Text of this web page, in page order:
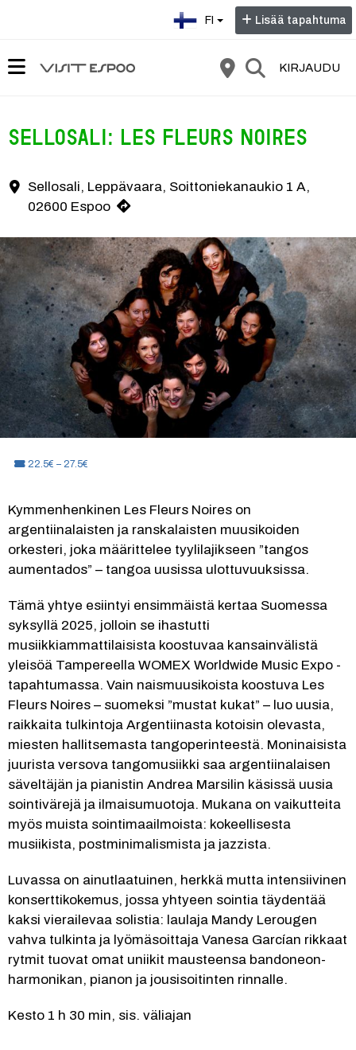
FI Lisää tapahtuma
KIRJAUDU
Sellosali: Les Fleurs Noires
Yhteystiedot
Sellosali, Leppävaara, Soittoniekanaukio 1 A,
02600 Espoo
Hinta:22.5€ – 27.5€
Kymmenhenkinen Les Fleurs Noires on
argentiinalaisten ja ranskalaisten muusikoiden
orkesteri, joka määrittelee tyylilajikseen ”tangos
aumentados” – tangoa uusissa ulottuvuuksissa.
Tämä yhtye esiintyi ensimmäistä kertaa Suomessa
syksyllä 2025, jolloin se ihastutti
musiikkiammattilaisista koostuvaa kansainvälistä
yleisöä Tampereella WOMEX Worldwide Music Expo -
tapahtumassa. Vain naismuusikoista koostuva Les
Fleurs Noires – suomeksi ”mustat kukat” – luo uusia,
raikkaita tulkintoja Argentiinasta kotoisin olevasta,
miesten hallitsemasta tangoperinteestä. Moninaisista
juurista versova tangomusiikki saa argentiinalaisen
säveltäjän ja pianistin Andrea Marsilin käsissä uusia
sointivärejä ja ilmaisumuotoja. Mukana on vaikutteita
myös muista sointimaailmoista: kokeellisesta
musiikista, postminimalismista ja jazzista.
Luvassa on ainutlaatuinen, herkkä mutta intensiivinen
konserttikokemus, jossa yhtyeen sointia täydentää
kaksi vierailevaa solistia: laulaja Mandy Lerougen
vahva tulkinta ja lyömäsoittaja Vanesa Garcían rikkaat
rytmit tuovat omat uniikit mausteensa bandoneon-
harmonikan, pianon ja jousisoitinten rinnalle.
Kesto 1 h 30 min, sis. väliajan